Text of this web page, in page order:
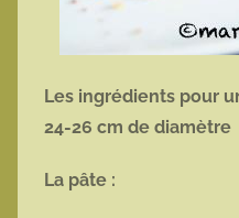
Les ingrédients pour
24-26 cm de diamètre
La pâte :